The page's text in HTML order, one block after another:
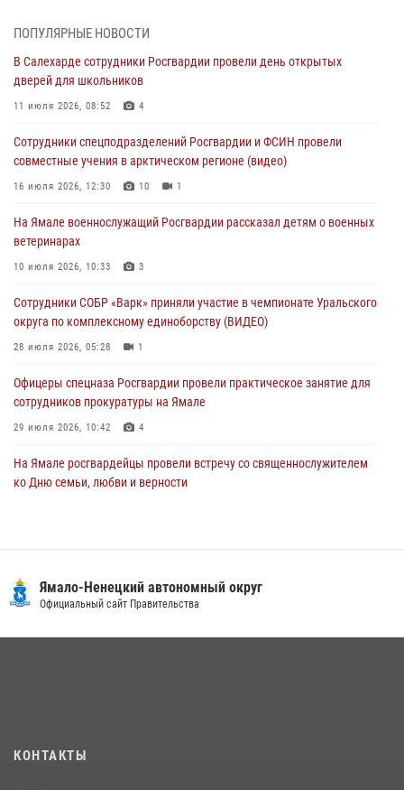
Офицеры спецназа Росгвардии провели практическое занятие для
29 июля 2026, 10:42
В Уральском округе Росгвардии состоялось заседание
29 июля 2026, 10:39
Сотрудники СОБР «Варк» приняли участие в чемпионате Уральского
На Полярном круге Росгвардия обеспечила безопасность турнира
27 июля 2026, 09:04
ПОПУЛЯРНЫЕ НОВОСТИ
В Салехарде сотрудники Росгвардии провели день открытых
дверей для школьников
11 июля 2026, 08:52 4
Сотрудники спецподразделений Росгвардии и ФСИН провели
совместные учения в арктическом регионе (видео)
16 июля 2026, 12:30 10 1
На Ямале военнослужащий Росгвардии рассказал детям о военных
ветеринарах
10 июля 2026, 10:33 3
Сотрудники СОБР «Варк» приняли участие в чемпионате Уральского
округа по комплексному единоборству (ВИДЕО)
28 июля 2026, 05:28 1
Офицеры спецназа Росгвардии провели практическое занятие для
сотрудников прокуратуры на Ямале
29 июля 2026, 10:42 4
На Ямале росгвардейцы провели встречу со священнослужителем
ко Дню семьи, любви и верности
«Каникулы с Росгвардией» продолжаются на Ямале
Ямало-Ненецкий автономный округ
Официальный сайт Правительства
КОНТАКТЫ